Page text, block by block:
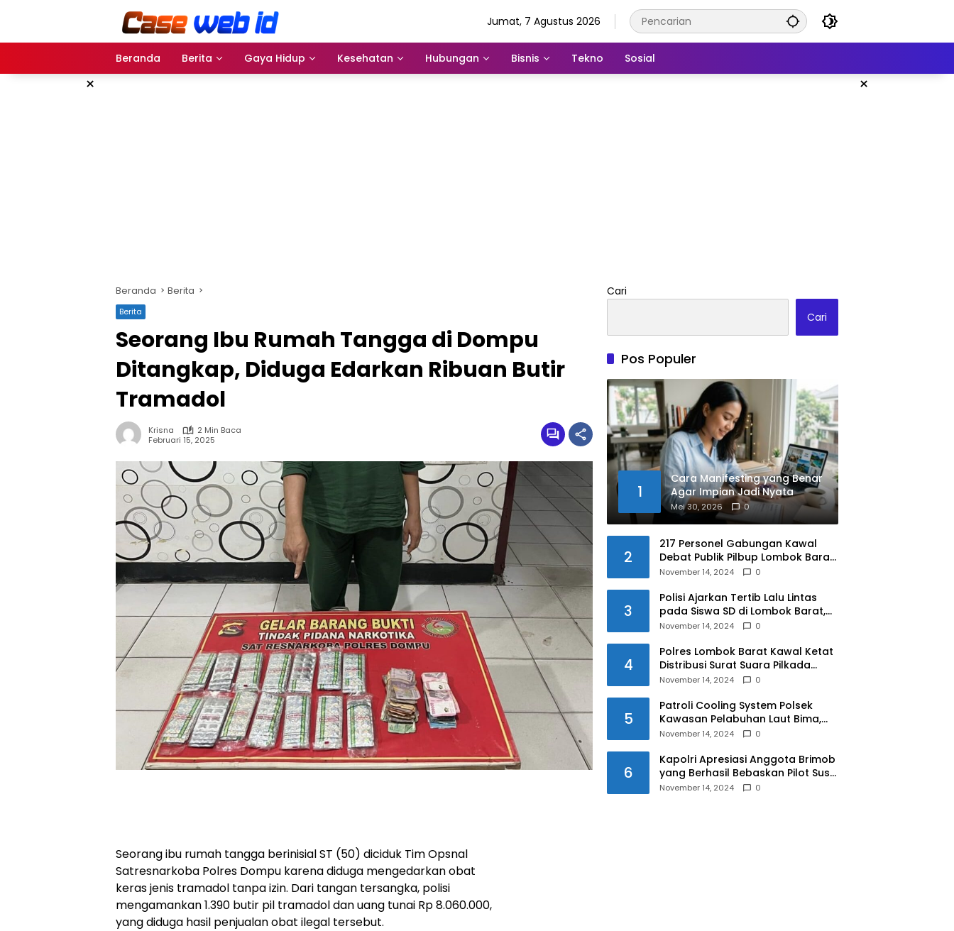
Jumat, 7 Agustus 2026
Beranda Berita Gaya Hidup Kesehatan Hubungan Bisnis Tekno Sosial
× ×
Beranda Berita
Berita
Seorang Ibu Rumah Tangga di Dompu
Ditangkap, Diduga Edarkan Ribuan Butir
Tramadol
Krisna
2 Min Baca
Februari 15, 2025
Seorang ibu rumah tangga berinisial ST (50) diciduk Tim Opsnal
Satresnarkoba Polres Dompu karena diduga mengedarkan obat
keras jenis tramadol tanpa izin. Dari tangan tersangka, polisi
mengamankan 1.390 butir pil tramadol dan uang tunai Rp 8.060.000,
yang diduga hasil penjualan obat ilegal tersebut.
Cari
Cari
Pos Populer
1
Cara Manifesting yang Benar
Agar Impian Jadi Nyata
Mei 30, 2026 0
2
217 Personel Gabungan Kawal
Debat Publik Pilbup Lombok Barat
2024
November 14, 2024 0
3
Polisi Ajarkan Tertib Lalu Lintas
pada Siswa SD di Lombok Barat,
Apa Saja Materinya?
November 14, 2024 0
4
Polres Lombok Barat Kawal Ketat
Distribusi Surat Suara Pilkada
2024
November 14, 2024 0
5
Patroli Cooling System Polsek
Kawasan Pelabuhan Laut Bima,
Ciptakan Pilkada Serentak 2024
November 14, 2024 0
6
Kapolri Apresiasi Anggota Brimob
yang Berhasil Bebaskan Pilot Susi
Air Korban Penyanderaan KKB
November 14, 2024 0